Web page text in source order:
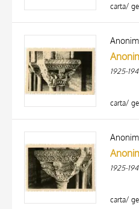
carta/
1925-
carta/
1925-
carta/